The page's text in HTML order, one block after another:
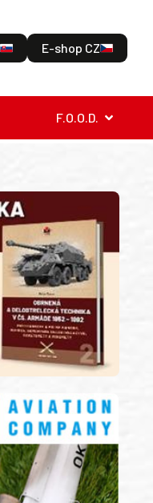
E-shop CZ
F.O.O.D.